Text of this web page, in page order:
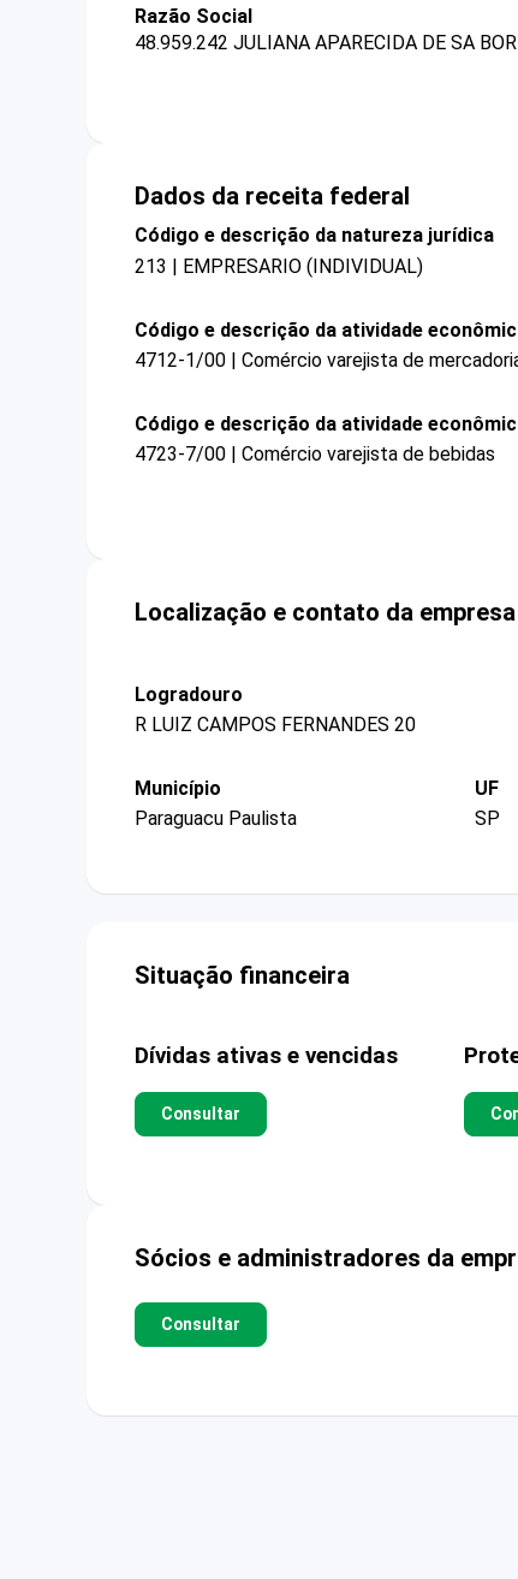
Razão Social
48.959.242 JULIANA APARECIDA DE SA
Dados da receita federal
Código e descrição da natureza jurídica
213 | EMPRESARIO (INDIVIDUAL)
Código e descrição da atividade
4712-1/00 | Comércio varejista de
Código e descrição da atividade
4723-7/00 | Comércio varejista de bebidas
Localização e contato da empresa
Logradouro
R LUIZ CAMPOS FERNANDES 20
Município
Paraguacu Paulista
UF
SP
Situação financeira
Dívidas ativas e vencidas
Consultar
Sócios e administradores da
Consultar